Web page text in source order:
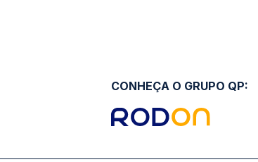
CONHEÇA O GRUPO QP: